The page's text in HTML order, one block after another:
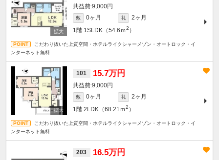
9,000円
敷 0ヶ月 礼
2ヶ月
1階 1SLDK（54.6ｍ2 ）
こだわり抜いた上質空間・ホテルライクシャーメゾン・オートロック・イ
ンターネット無料
101 15.7万円
9,000円
敷 0ヶ月 礼
2ヶ月
1階 2LDK（68.21ｍ2 ）
こだわり抜いた上質空間・ホテルライクシャーメゾン・オートロック・イ
ンターネット無料
203 16.5万円